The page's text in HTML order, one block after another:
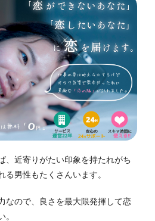
、近寄りがたい印象を持たれがち
る男性もたくさんいます。
なので、良さを最大限発揮して恋
。